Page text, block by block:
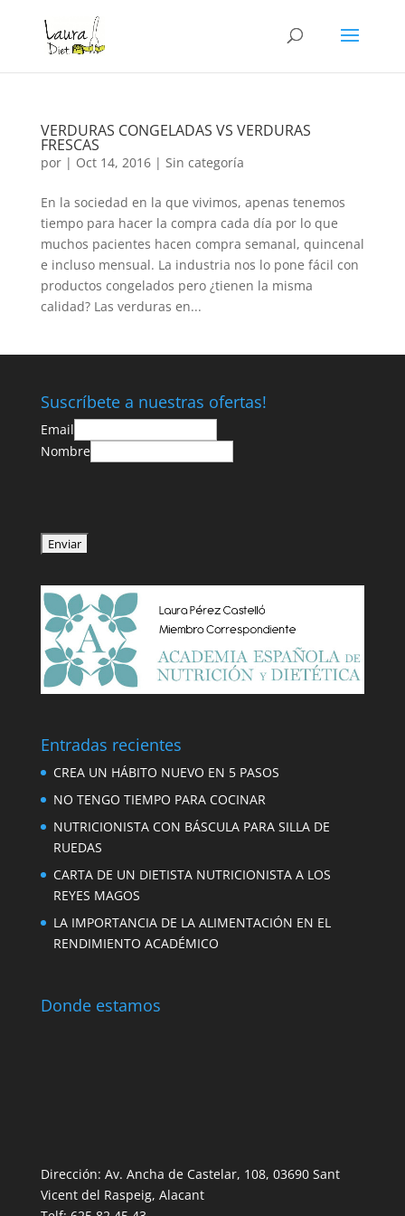
VERDURAS CONGELADAS VS VERDURAS
FRESCAS
por | Oct 14, 2016| Sin categoría
En la sociedad en la que vivimos, apenas tenemos
tiempo para hacer la compra cada día por lo que
muchos pacientes hacen compra semanal, quincenal
e incluso mensual. La industria nos lo pone fácil con
productos congelados pero ¿tienen la misma
calidad? Las verduras en...
Suscríbete a nuestras ofertas!
Email
Nombre
Entradas recientes
CREA UN HÁBITO NUEVO EN 5 PASOS
NO TENGO TIEMPO PARA COCINAR
NUTRICIONISTA CON BÁSCULA PARA SILLA DE
RUEDAS
CARTA DE UN DIETISTA NUTRICIONISTA A LOS
REYES MAGOS
LA IMPORTANCIA DE LA ALIMENTACIÓN EN EL
RENDIMIENTO ACADÉMICO
Donde estamos
Dirección: Av. Ancha de Castelar, 108, 03690 Sant
Vicent del Raspeig, Alacant